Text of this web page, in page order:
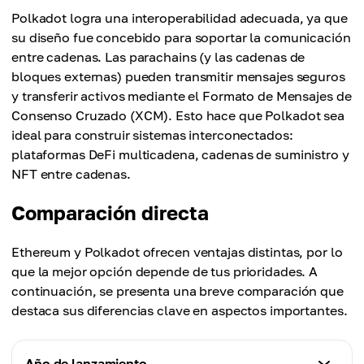
Polkadot logra una interoperabilidad adecuada, ya que
su diseño fue concebido para soportar la comunicación
entre cadenas. Las parachains (y las cadenas de
bloques externas) pueden transmitir mensajes seguros
y transferir activos mediante el Formato de Mensajes de
Consenso Cruzado (XCM). Esto hace que Polkadot sea
ideal para construir sistemas interconectados:
plataformas DeFi multicadena, cadenas de suministro y
NFT entre cadenas.
Comparación directa
Ethereum y Polkadot ofrecen ventajas distintas, por lo
que la mejor opción depende de tus prioridades. A
continuación, se presenta una breve comparación que
destaca sus diferencias clave en aspectos importantes.